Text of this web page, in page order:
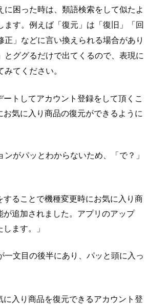
に困った時は、類語検索をして似たよ
ます。例えば「復元」は「復旧」「回
」などに言い換えられる場合があり
ググるだけで出てくるので、表現に
てください。
ートしてアカウント登録をして頂くこ
お気に入り商品の復元ができるように
がパッとわからないため、「で？」
することで機種変更時にお気に入り商
追加されました。アプリのアップ
ます。」
一文目の後半にあり、パッと頭に入っ
に入り商品を復元できるアカウント登